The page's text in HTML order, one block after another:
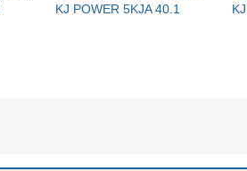
KJ POWER 5KJA 40.1